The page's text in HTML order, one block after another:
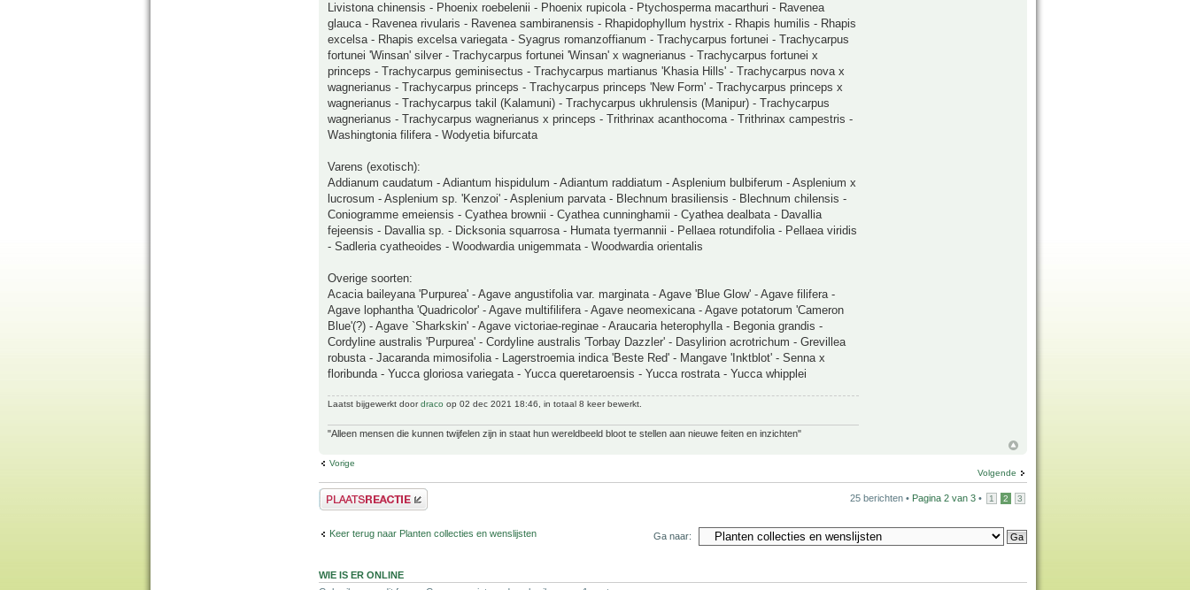
Livistona chinensis - Phoenix roebelenii - Phoenix rupicola - Ptychosperma macarthuri - Ravenea
glauca - Ravenea rivularis - Ravenea sambiranensis - Rhapidophyllum hystrix - Rhapis humilis - Rhapis
excelsa - Rhapis excelsa variegata - Syagrus romanzoffianum - Trachycarpus fortunei - Trachycarpus
fortunei 'Winsan' silver - Trachycarpus fortunei 'Winsan' x wagnerianus - Trachycarpus fortunei x
princeps - Trachycarpus geminisectus - Trachycarpus martianus 'Khasia Hills' - Trachycarpus nova x
wagnerianus - Trachycarpus princeps - Trachycarpus princeps 'New Form' - Trachycarpus princeps x
wagnerianus - Trachycarpus takil (Kalamuni) - Trachycarpus ukhrulensis (Manipur) - Trachycarpus
wagnerianus - Trachycarpus wagnerianus x princeps - Trithrinax acanthocoma - Trithrinax campestris -
Washingtonia filifera - Wodyetia bifurcata
Varens (exotisch):
Addianum caudatum - Adiantum hispidulum - Adiantum raddiatum - Asplenium bulbiferum - Asplenium x
lucrosum - Asplenium sp. 'Kenzoi' - Asplenium parvata - Blechnum brasiliensis - Blechnum chilensis -
Coniogramme emeiensis - Cyathea brownii - Cyathea cunninghamii - Cyathea dealbata - Davallia
fejeensis - Davallia sp. - Dicksonia squarrosa - Humata tyermannii - Pellaea rotundifolia - Pellaea viridis
- Sadleria cyatheoides - Woodwardia unigemmata - Woodwardia orientalis
Overige soorten:
Acacia baileyana 'Purpurea' - Agave angustifolia var. marginata - Agave 'Blue Glow' - Agave filifera -
Agave lophantha 'Quadricolor' - Agave multifilifera - Agave neomexicana - Agave potatorum 'Cameron
Blue'(?) - Agave `Sharkskin' - Agave victoriae-reginae - Araucaria heterophylla - Begonia grandis -
Cordyline australis 'Purpurea' - Cordyline australis 'Torbay Dazzler' - Dasylirion acrotrichum - Grevillea
robusta - Jacaranda mimosifolia - Lagerstroemia indica 'Beste Red' - Mangave 'Inktblot' - Senna x
floribunda - Yucca gloriosa variegata - Yucca queretaroensis - Yucca rostrata - Yucca whipplei
Laatst bijgewerkt doordraco op 02 dec 2021 18:46, in totaal 8 keer bewerkt.
"Alleen mensen die kunnen twijfelen zijn in staat hun wereldbeeld bloot te stellen aan nieuwe feiten en inzichten"
Vorige
Volgende
Plaats een reactie 25 berichten • Pagina 2 van 3 • 1 2 3
Keer terug naar Planten collecties en wenslijsten Ga naar:
WIE IS ER ONLINE